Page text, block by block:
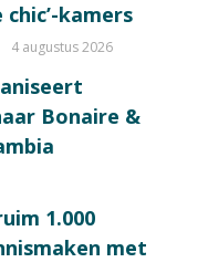
chic’-kamers
4 augustus 2026
Bonaire &
1.000
met